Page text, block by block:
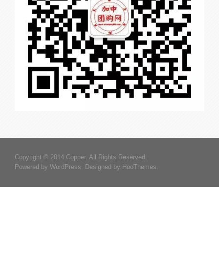
Copyright © 2014 Copper. All Rights Reserved.
Powered by WordPress . Designed by HooThemes